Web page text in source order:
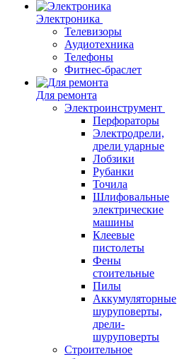
Электроника
Телевизоры
Аудиотехника
Телефоны
Фитнес-браслет
Для ремонта
Электроинструмент
Перфораторы
Электродрели,
дрели ударные
Лобзики
Рубанки
Точила
Шлифовальные
электрические
машины
Клеевые
пистолеты
Фены
стоительные
Пилы
Аккумуляторные
шуруповерты,
дрели-
шуруповерты
Строительное